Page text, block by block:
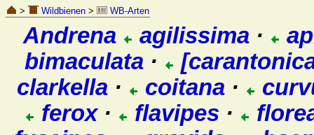
> Wildbienen > WB-Arten
Andrena agilissima ·
bimaculata·
clarkella· coitana·
ferox· flavipes ·